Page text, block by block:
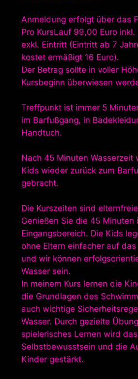
Anmeldung erfolgt über das
Pro KursLauf 99,00 Euro inkl.
exkl. Eintritt (Eintritt ab 7
kostet ermäßigt 16 Euro).
Der Betrag sollte in voller
Kursbeginn überwiesen
Treffpunkt ist immer 5
im Barfußgang, in
Handtuch.
Nach 45 Minuten Wasserzeit
Kids wieder zurück zum
gebracht.
Die Kurszeiten sind
Genießen Sie die 45 Minuten
Eingangsbereich. Die Kids
ohne Eltern einfacher auf
und wir können
Wasser sein.
In meinem Kurs lernen die
die Grundlagen des
auch wichtige
Wasser. Durch gezielte
spielerisches Lernen wird das
Selbstbewusstsein und die
Kinder gestärkt.